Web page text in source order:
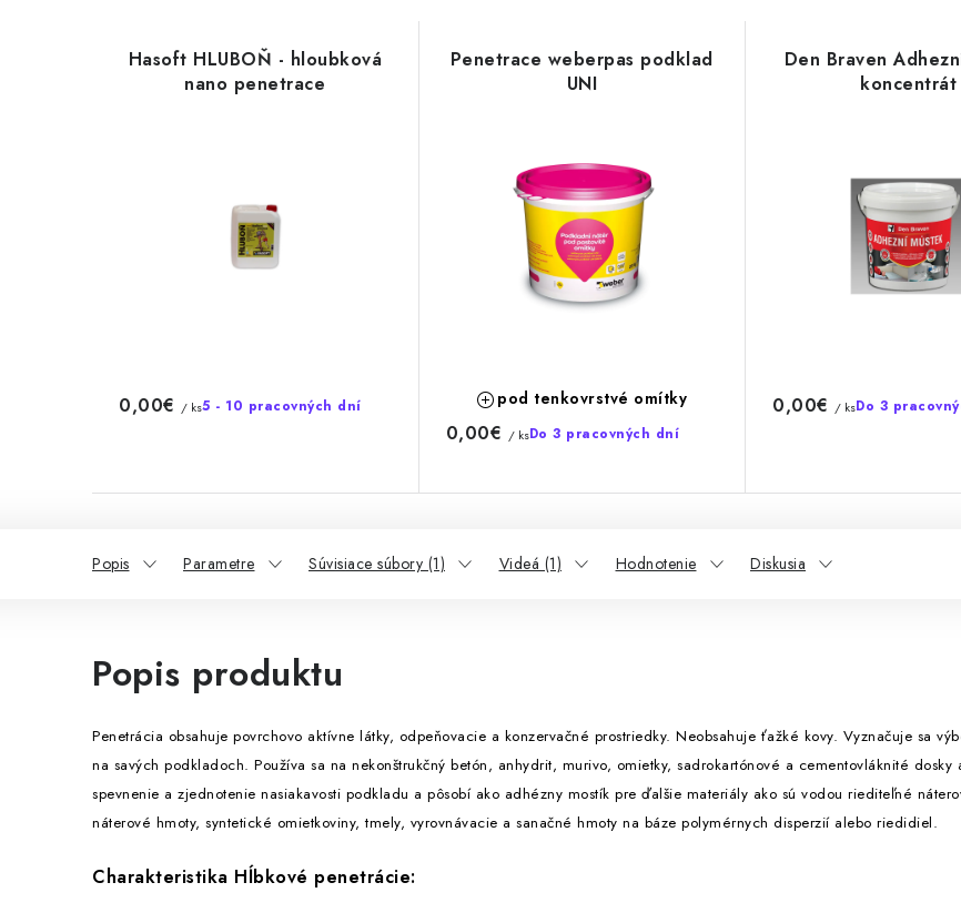
Hasoft HLUBOŇ - hloubková
nano penetrace
0,00€ / ks5 - 10 pracovných dní
Penetrace weberpas podklad
UNI
pod tenkovrstvé omítky
0,00€ / ksDo 3 pracovných dní
Den Braven
koncentrát
0,00€ / ksDo 3
Popis Parametre Súvisiace súbory (1) Videá (1) Hodnotenie Diskusia
Popis produktu
Penetrácia obsahuje povrchovo aktívne látky, odpeňovacie a konzervačné prostriedky. Neobsahuje ťažké kovy. Vyznačuje sa
na savých podkladoch. Používa sa na nekonštrukčný betón, anhydrit, murivo, omietky, sadrokartónové a cementovláknité
spevnenie a zjednotenie nasiakavosti podkladu a pôsobí ako adhézny mostík pre ďalšie materiály ako sú vodou riediteľné
náterové hmoty, syntetické omietkoviny, tmely, vyrovnávacie a sanačné hmoty na báze polymérnych disperzií alebo riedidiel.
Charakteristika Hĺbkové penetrácie: